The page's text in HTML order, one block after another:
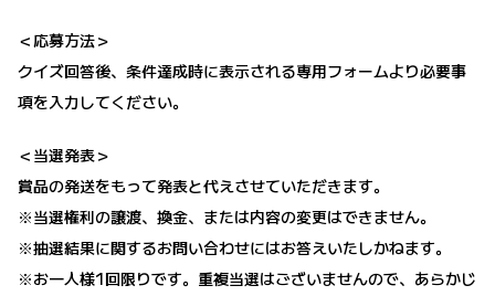
＜応募方法＞
クイズ回答後、条件達成時に表示される専用フォームより必要事
項を入力してください。
＜当選発表＞
賞品の発送をもって発表と代えさせていただきます。
※当選権利の譲渡、換金、または内容の変更はできません。
※抽選結果に関するお問い合わせにはお答えいたしかねます。
※お一人様1回限りです。重複当選はございませんので、あらかじ